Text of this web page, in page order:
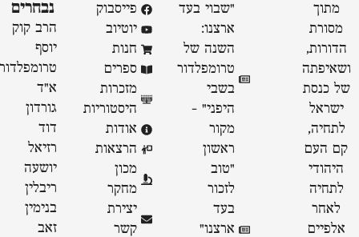
מתוך
מסורת
הדורות,
ושאיפתה
של כנסת
ישראל
לתחיה,
קם העם
היהודי
לתחיה
לאחר
אלפיים
"שבוי בעד
ארצנו:
השנה של
טרומפלדור
בשבי
היפני" -
מקור
ראשון
״טוב
לזכור
בעד
ארצנו״
פייסבוק
יוטיוב
חנות
ספרים
מזכרות
היסטוריות
אודות
הרצאות
מכון
מחקר
יצירת
קשר
נבחרים
הרב קוק
יוסף
טרומפלדור
א״ד
גורדון
דוד
רזיאל
יושעה
ריבלין
בנימין
זאב